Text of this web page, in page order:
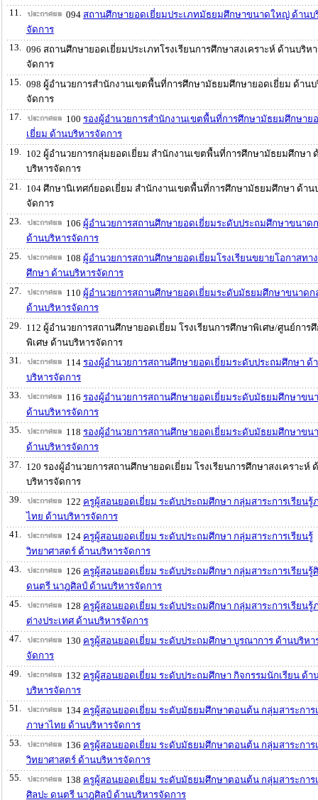
11. 094 สถานศึกษายอดเยี่ยมประเภทมัธยมศึกษาขนาดใหญ่ ด้านบ
จัดการ
13.
096 สถานศึกษายอดเยี่ยมประเภทโรงเรียนการศึกษาสงเคราะห์ ด้านบริห
จัดการ
15.
098 ผู้อำนวยการสำนักงานเขตพื้นที่การศึกษามัธยมศึกษายอดเยี่ยม ด้านบ
จัดการ
17.
100 รองผู้อำนวยการสำนักงานเขตพื้นที่การศึกษามัธยมศึกษาย
เยี่ยม ด้านบริหารจัดการ
19.
102 ผู้อำนวยการกลุ่มยอดเยี่ยม สำนักงานเขตพื้นที่การศึกษามัธยมศึกษา
บริหารจัดการ
21.
104 ศึกษานิเทศก์ยอดเยี่ยม สำนักงานเขตพื้นที่การศึกษามัธยมศึกษา ด้าน
จัดการ
23.
106 ผู้อำนวยการสถานศึกษายอดเยี่ยมระดับประถมศึกษาขนาด
ด้านบริหารจัดการ
25.
108 ผู้อำนวยการสถานศึกษายอดเยี่ยมโรงเรียนขยายโอกาสทา
ศึกษา ด้านบริหารจัดการ
27.
110 ผู้อำนวยการสถานศึกษายอดเยี่ยมระดับมัธยมศึกษาขนาดก
ด้านบริหารจัดการ
29.
112 ผู้อำนวยการสถานศึกษายอดเยี่ยม โรงเรียนการศึกษาพิเศษ/ศูนย์การ
พิเศษ ด้านบริหารจัดการ
31.
114 รองผู้อำนวยการสถานศึกษายอดเยี่ยมระดับประถมศึกษา ด้
บริหารจัดการ
33.
116 รองผู้อำนวยการสถานศึกษายอดเยี่ยมระดับมัธยมศึกษาขน
ด้านบริหารจัดการ
35.
118 รองผู้อำนวยการสถานศึกษายอดเยี่ยมระดับมัธยมศึกษาขน
ด้านบริหารจัดการ
37.
120 รองผู้อำนวยการสถานศึกษายอดเยี่ยม โรงเรียนการศึกษาสงเคราะห์
บริหารจัดการ
39.
122 ครูผู้สอนยอดเยี่ยม ระดับประถมศึกษา กลุ่มสาระการเรียนรู้
ไทย ด้านบริหารจัดการ
41.
124 ครูผู้สอนยอดเยี่ยม ระดับประถมศึกษา กลุ่มสาระการเรียนรู้
วิทยาศาสตร์ ด้านบริหารจัดการ
43.
126 ครูผู้สอนยอดเยี่ยม ระดับประถมศึกษา กลุ่มสาระการเรียนรู้
ดนตรี นาฎศิลป์ ด้านบริหารจัดการ
45.
128 ครูผู้สอนยอดเยี่ยม ระดับประถมศึกษา กลุ่มสาระการเรียนรู้
ต่างประเทศ ด้านบริหารจัดการ
47.
130 ครูผู้สอนยอดเยี่ยม ระดับประถมศึกษา บูรณาการ ด้านบริหา
จัดการ
49.
132 ครูผู้สอนยอดเยี่ยม ระดับประถมศึกษา กิจกรรมนักเรียน ด้า
บริหารจัดการ
51.
134 ครูผู้สอนยอดเยี่ยม ระดับมัธยมศึกษาตอนต้น กลุ่มสาระการ
ภาษาไทย ด้านบริหารจัดการ
53.
136 ครูผู้สอนยอดเยี่ยม ระดับมัธยมศึกษาตอนต้น กลุ่มสาระการ
วิทยาศาสตร์ ด้านบริหารจัดการ
55.
138 ครูผู้สอนยอดเยี่ยม ระดับมัธยมศึกษาตอนต้น กลุ่มสาระการ
ศิลปะ ดนตรี นาฎศิลป์ ด้านบริหารจัดการ